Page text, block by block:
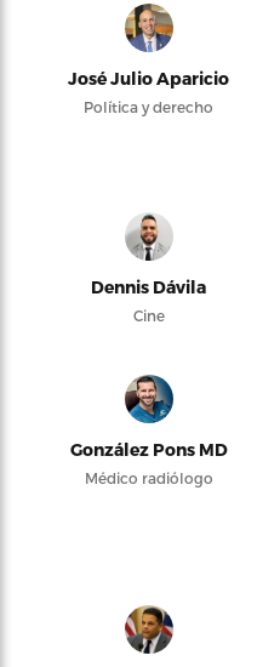
José Julio Aparicio
Política y derecho
Dennis Dávila
Cine
González Pons MD
Médico radiólogo